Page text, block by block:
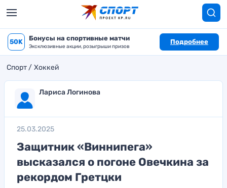
50K Бонусы на спортивные матчи
Эксклюзивные акции, розыгрыши призов
Подробнее
Спорт Хоккей
Лариса Логинова
25.03.2025
Защитник «Виннипега»
высказался о погоне Овечкина за
рекордом Гретцки